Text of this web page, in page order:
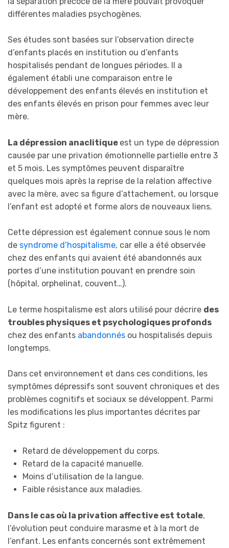
différentes maladies psychogènes.
Ses études sont basées sur l’observation directe
d’enfants placés en institution ou d’enfants
hospitalisés pendant de longues périodes. Il a
également établi une comparaison entre le
développement des enfants élevés en institution et
des enfants élevés en prison pour femmes avec leur
mère.
La dépression anaclitique est un type de dépression
causée par une privation émotionnelle partielle entre 3
et 5 mois. Les symptômes peuvent disparaître
quelques mois après la reprise de la relation affective
avec la mère, avec sa figure d’attachement, ou lorsque
l’enfant est adopté et forme alors de nouveaux liens.
Cette dépression est également connue sous le nom
de syndrome d’hospitalisme, car elle a été observée
chez des enfants qui avaient été abandonnés aux
portes d’une institution pouvant en prendre soin
(hôpital, orphelinat, couvent…).
Le terme hospitalisme est alors utilisé pour décrire des
troubles physiques et psychologiques profonds
chez des enfants abandonnés ou hospitalisés depuis
longtemps.
Dans cet environnement et dans ces conditions, les
symptômes dépressifs sont souvent chroniques et des
problèmes cognitifs et sociaux se développent. Parmi
les modifications les plus importantes décrites par
Spitz figurent :
Retard de développement du corps.
Retard de la capacité manuelle.
Moins d’utilisation de la langue.
Faible résistance aux maladies.
Dans le cas où la privation affective est totale,
l’évolution peut conduire marasme et à la mort de
l’enfant. Les enfants concernés sont extrêmement